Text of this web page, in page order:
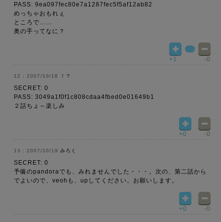
PASS: 9ea097fec80e7a1287fec5f5af12ab82
めっちゃおもれぇ
ところで……
奥の手ってなに？
+1 -0
2007/10/18 ！？
SECRET: 0
PASS: 3049a1f0f1c808cdaa4fbed0e01649b1
２話ちょ～楽しみ
+0 -0
2007/10/19 みろく
SECRET: 0
予備のpandoraでも、みれませんでした・・・。次の、第二話から
でよいので、veohも、upしてください。お願いします。
+0 -0